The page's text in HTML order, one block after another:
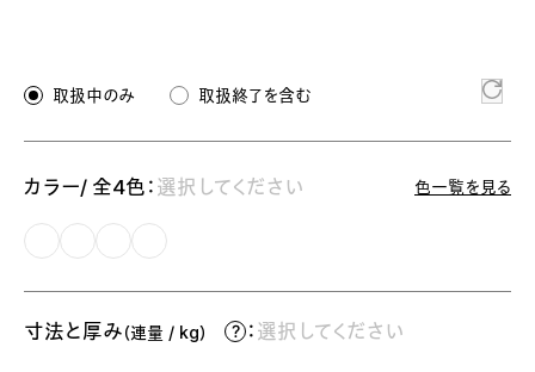
取扱中のみ 取扱終了を含む
カラー/ 全4色： 選択してください 色一覧を見る
寸法と厚み（連量 / kg） ： 選択してください